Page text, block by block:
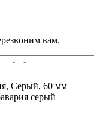
вам.
Серый, 60 мм